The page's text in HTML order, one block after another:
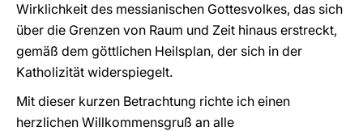
Wirklichkeit des messianischen Gottesvolkes, das sich
über die Grenzen von Raum und Zeit hinaus erstreckt,
gemäß dem göttlichen Heilsplan, der sich in der
Katholizität widerspiegelt.
Mit dieser kurzen Betrachtung richte ich einen
herzlichen Willkommensgruß an alle